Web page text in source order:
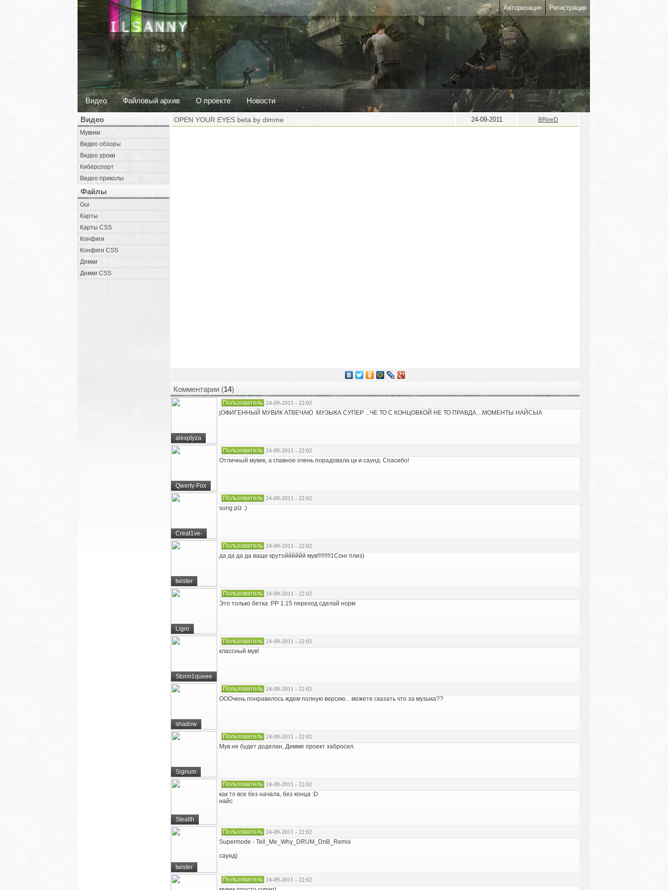
Авторизация Регистрация
Видео Файловый архив О проекте Новости
Видео
Мувики
Видео обзоры
Видео уроки
Киберспорт
Видео приколы
Файлы
Gui
Карты
Карты CSS
Конфиги
Конфиги CSS
Демки
Демки CSS
OPEN YOUR EYES beta by dimme 24-09-2011 BReeD
Комментарии (14)
alexptyza
Пользователь 24-09-2011 - 22:02
jОФИГЕННЫЙ МУВИК АТВЕЧАЮ .МУЗЫКА СУПЕР ...ЧЕ ТО С КОНЦОВКОЙ НЕ ТО ПРАВДА....МОМЕНТЫ НАЙСЫА
Qwerty-Fox
Пользователь 24-09-2011 - 22:02
Отличный мувик, а главное очень порадовала цк и саунд. Спасибо!
Creat1ve-
Пользователь 24-09-2011 - 22:02
song plz :)
twister
Пользователь 24-09-2011 - 22:02
да да да да ваще крутойййййй мув!!!!!!!!!1Сонг плиз)
Ligro
Пользователь 24-09-2011 - 22:02
Это только бетка :РР 1:15 переход сделай норм
Storm1queee
Пользователь 24-09-2011 - 22:02
классный мув!
shadow
Пользователь 24-09-2011 - 22:02
ОООчень понравилось ждем полную версию... можете сказать что за музыка??
Signum
Пользователь 24-09-2011 - 22:02
Мув не будет доделан, Димме проект забросил.
Stealth
Пользователь 24-09-2011 - 22:02
как то все без начала, без конца :D
найс
twister
Пользователь 24-09-2011 - 22:02
Supermode - Tell_Me_Why_DRUM_DnB_Remix
саунд)
Пользователь 24-09-2011 - 22:02